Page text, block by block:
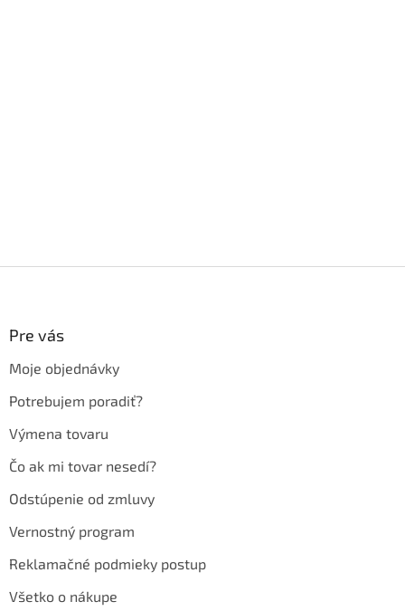
Pre vás
Moje objednávky
Potrebujem poradiť?
Výmena tovaru
Čo ak mi tovar nesedí?
Odstúpenie od zmluvy
Vernostný program
Reklamačné podmieky postup
Všetko o nákupe